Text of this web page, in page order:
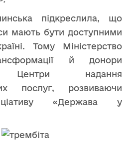
підкреслила, що
мають бути доступними
Тому Міністерство
й донори
Центри надання
послуг, розвиваючи
«Держава у